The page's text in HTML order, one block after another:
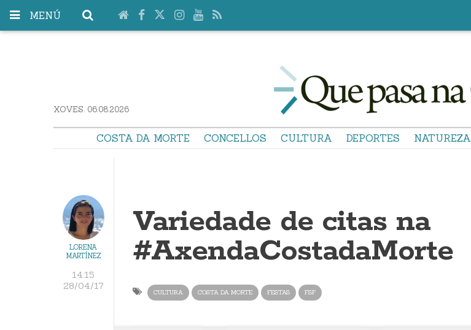
MENÚ
XOVES. 06.08.2026
COSTA DA MORTE CONCELLOS CULTURA DEPORTES NATUREZA
LORENA
MARTÍNEZ
14:15
28/04/17
Variedade de citas na
#AxendaCostadaMorte
CULTURA COSTA DA MORTE FESTAS FSF